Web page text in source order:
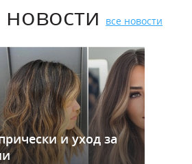
все новости
и уход за